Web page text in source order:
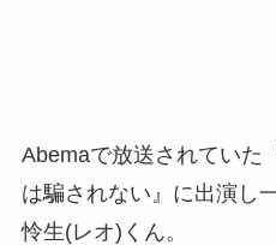
Abemaで放送されていた
は騙されない』に出演し
怜生(レオ)くん。